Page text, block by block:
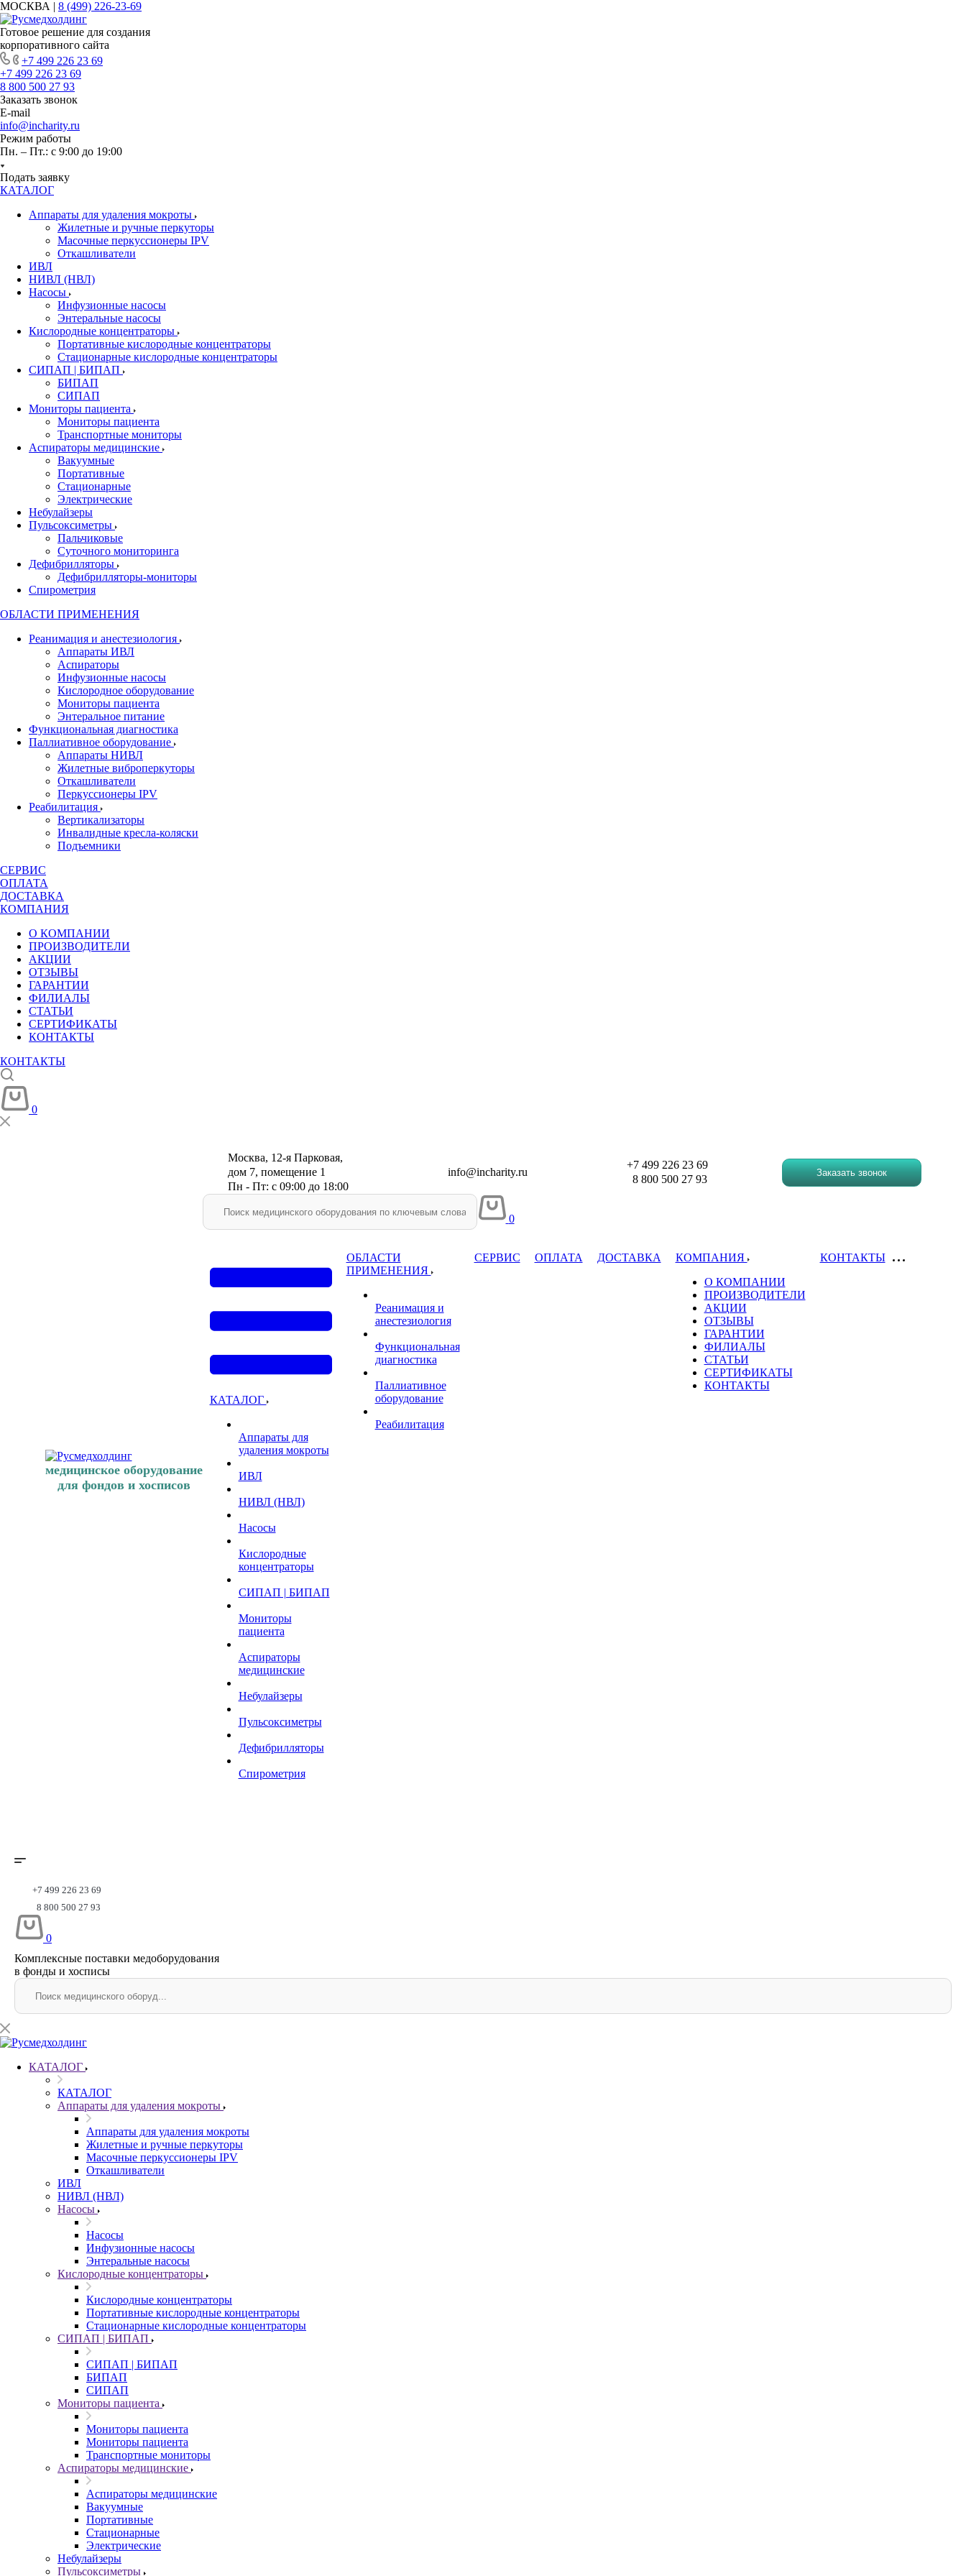
МОСКВА | 8 (499) 226-23-69
Готовое решение для создания
корпоративного сайта
+7 499 226 23 69
+7 499 226 23 69
8 800 500 27 93
Заказать звонок
E-mail
info@incharity.ru
Режим работы
Пн. – Пт.: с 9:00 до 19:00
Подать заявку
КАТАЛОГ
Аппараты для удаления мокроты
Жилетные и ручные перкуторы
Масочные перкуссионеры IPV
Откашливатели
ИВЛ
НИВЛ (НВЛ)
Насосы
Инфузионные насосы
Энтеральные насосы
Кислородные концентраторы
Портативные кислородные концентраторы
Стационарные кислородные концентраторы
СИПАП | БИПАП
БИПАП
СИПАП
Мониторы пациента
Мониторы пациента
Транспортные мониторы
Аспираторы медицинские
Вакуумные
Портативные
Стационарные
Электрические
Небулайзеры
Пульсоксиметры
Пальчиковые
Суточного мониторинга
Дефибрилляторы
Дефибрилляторы-мониторы
Спирометрия
ОБЛАСТИ ПРИМЕНЕНИЯ
Реанимация и анестезиология
Аппараты ИВЛ
Аспираторы
Инфузионные насосы
Кислородное оборудование
Мониторы пациента
Энтеральное питание
Функциональная диагностика
Паллиативное оборудование
Аппараты НИВЛ
Жилетные виброперкуторы
Откашливатели
Перкуссионеры IPV
Реабилитация
Вертикализаторы
Инвалидные кресла-коляски
Подъемники
СЕРВИС
ОПЛАТА
ДОСТАВКА
КОМПАНИЯ
О КОМПАНИИ
ПРОИЗВОДИТЕЛИ
АКЦИИ
ОТЗЫВЫ
ГАРАНТИИ
ФИЛИАЛЫ
СТАТЬИ
СЕРТИФИКАТЫ
КОНТАКТЫ
КОНТАКТЫ
0
медицинское оборудование
для фондов и хосписов
Москва, 12-я Парковая,
дом 7, помещение 1
Пн - Пт: с 09:00 до 18:00
info@incharity.ru
+7 499 226 23 69
8 800 500 27 93
Заказать звонок
0
КАТАЛОГ
Аппараты для
удаления мокроты
ИВЛ
НИВЛ (НВЛ)
Насосы
Кислородные
концентраторы
СИПАП | БИПАП
Мониторы
пациента
Аспираторы
медицинские
Небулайзеры
Пульсоксиметры
Дефибрилляторы
Спирометрия
ОБЛАСТИ
ПРИМЕНЕНИЯ
Реанимация и
анестезиология
Функциональная
диагностика
Паллиативное
оборудование
Реабилитация
СЕРВИС ОПЛАТА ДОСТАВКА
КОМПАНИЯ
О КОМПАНИИ
ПРОИЗВОДИТЕЛИ
АКЦИИ
ОТЗЫВЫ
ГАРАНТИИ
ФИЛИАЛЫ
СТАТЬИ
СЕРТИФИКАТЫ
КОНТАКТЫ
КОНТАКТЫ
+7 499 226 23 69
8 800 500 27 93
0
Комплексные поставки медоборудования
в фонды и хосписы
КАТАЛОГ
КАТАЛОГ
Аппараты для удаления мокроты
Аппараты для удаления мокроты
Жилетные и ручные перкуторы
Масочные перкуссионеры IPV
Откашливатели
ИВЛ
НИВЛ (НВЛ)
Насосы
Насосы
Инфузионные насосы
Энтеральные насосы
Кислородные концентраторы
Кислородные концентраторы
Портативные кислородные концентраторы
Стационарные кислородные концентраторы
СИПАП | БИПАП
СИПАП | БИПАП
БИПАП
СИПАП
Мониторы пациента
Мониторы пациента
Мониторы пациента
Транспортные мониторы
Аспираторы медицинские
Аспираторы медицинские
Вакуумные
Портативные
Стационарные
Электрические
Небулайзеры
Пульсоксиметры